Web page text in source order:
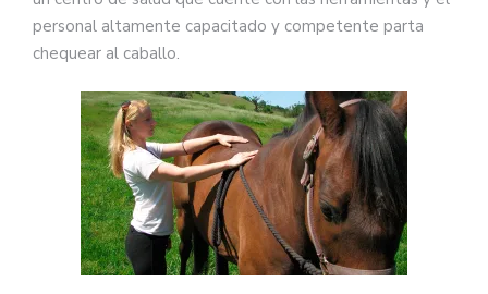
personal altamente capacitado y competente parta
chequear al caballo.